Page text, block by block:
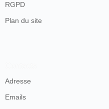
RGPD
Plan du site
Adresse
Emails